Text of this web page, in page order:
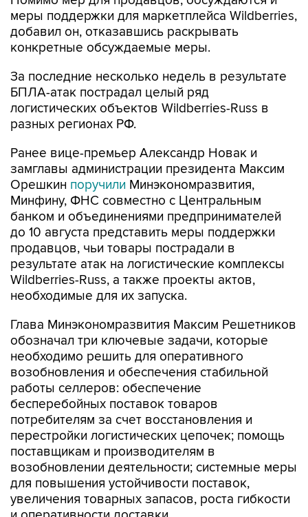
добавил он, отказавшись раскрывать
конкретные обсуждаемые меры.
За последние несколько недель в результате
логистических объектов Wildberries-Russ в
разных регионах РФ.
Ранее вице-премьер Александр Новак и
ОрешкинпоручилиМинэкономразвития,
Минфину, ФНС совместно с Центральным
банком и объединениями предпринимателей
до 10 августа представить меры поддержки
продавцов, чьи товары пострадали в
результате атак на логистические комплексы
Wildberries-Russ, а также проекты актов,
необходимые для их запуска.
Глава Минэкономразвития Максим Решетников
необходимо решить для оперативного
возобновления и обеспечения стабильной
работы селлеров: обеспечение
бесперебойных поставок товаров
потребителям за счет восстановления и
перестройки логистических цепочек; помощь
поставщикам и производителям в
возобновлении деятельности; системные меры
для повышения устойчивости поставок,
увеличения товарных запасов, роста гибкости
и оперативности доставки.